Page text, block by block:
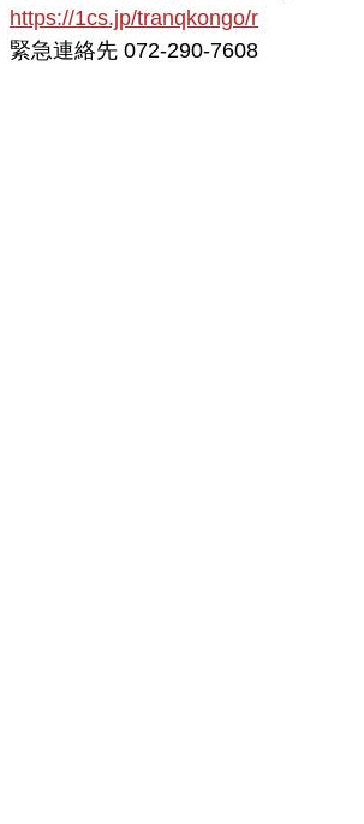
https://1cs.jp/tranqkongo/r
緊急連絡先 072-290-7608